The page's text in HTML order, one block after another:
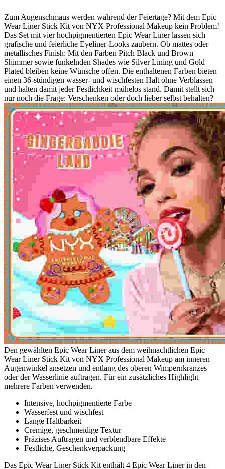
Zum Augenschmaus werden während der Feiertage? Mit dem Epic
Wear Liner Stick Kit von NYX Professional Makeup kein Problem!
Das Set mit vier hochpigmentierten Epic Wear Liner lassen sich
grafische und feierliche Eyeliner-Looks zaubern. Ob mattes oder
metallisches Finish: Mit den Farben Pitch Black und Brown
Shimmer sowie funkelnden Shades wie Silver Lining und Gold
Plated bleiben keine Wünsche offen. Die enthaltenen Farben bieten
einen 36-stündigen wasser- und wischfesten Halt ohne Verblassen
und halten damit jeder Festlichkeit mühelos stand. Damit stellt sich
nur noch die Frage: Verschenken oder doch lieber selbst behalten?
Den gewählten Epic Wear Liner aus dem weihnachtlichen Epic
Wear Liner Stick Kit von NYX Professional Makeup am inneren
Augenwinkel ansetzen und entlang des oberen Wimpernkranzes
oder der Wasserlinie auftragen. Für ein zusätzliches Highlight
mehrere Farben verwenden.
Intensive, hochpigmentierte Farbe
Wasserfest und wischfest
Lange Haltbarkeit
Cremige, geschmeidige Textur
Präzises Auftragen und verblendbare Effekte
Festliche, Geschenkverpackung
Das Epic Wear Liner Stick Kit enthält 4 Epic Wear Liner in den